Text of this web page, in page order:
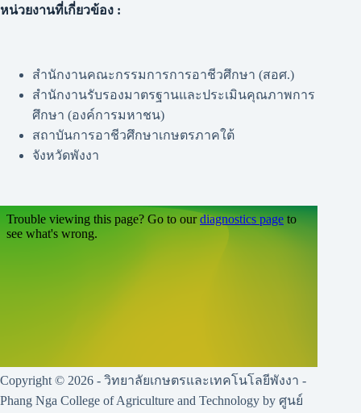
หน่วยงานที่เกี่ยวข้อง :
สำนักงานคณะกรรมการการอาชีวศึกษา (สอศ.)
สำนักงานรับรองมาตรฐานและประเมินคุณภาพการ
ศึกษา (องค์การมหาชน)
สถาบันการอาชีวศึกษาเกษตรภาคใต้
จังหวัดพังงา
Copyright © 2026 - วิทยาลัยเกษตรและเทคโนโลยีพังงา -
Phang Nga College of Agriculture and Technology by ศูนย์